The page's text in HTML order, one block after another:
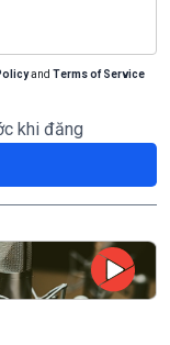
and Terms of Service
khi đăng